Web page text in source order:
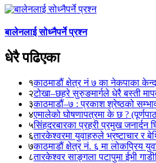
बालेनलाई सोध्नैपर्ने प्रश्न
धेरै पढिएका
१काठमाडौं क्षेत्र नं ७ का नेकपाका
२टोखा–छहरे सुरुङमार्गले धेरै बस्ती
३काठमाडौं–७ : प्रकाश श्रेष्ठको
४एमालेको घोषणापत्रमा के छ ?
५सिंहदरबारका प्रहरी प्रमुख जनार्दन
६तारकेश्वरमा युवाहरुले भ्रष्टाचार र
७काठमाडौं क्षेत्र नं. ६ मा लोकप्रिय
८तारकेश्वर साङ्गला पटापुमा ईभी